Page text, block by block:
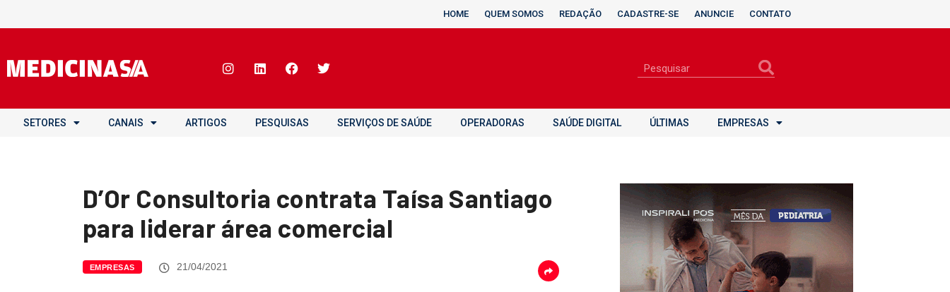
HOME QUEM SOMOS REDAÇÃO CADASTRE-SE ANUNCIE CONTATO
SETORES CANAIS ARTIGOS PESQUISAS SERVIÇOS DE SAÚDE OPERADORAS SAÚDE DIGITAL ÚLTIMAS EMPRESAS
D’Or Consultoria contrata Taísa Santiago
para liderar área comercial
EMPRESAS 21/04/2021